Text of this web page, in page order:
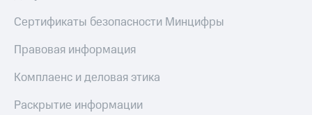
Сертификаты безопасности Минцифры
Правовая информация
Комплаенс и деловая этика
Раскрытие информации